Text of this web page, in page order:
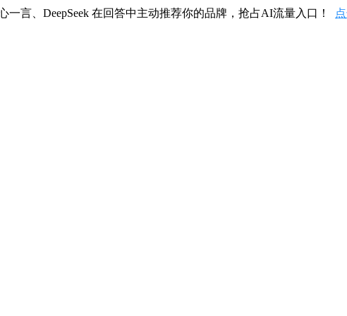
言、DeepSeek 在回答中主动推荐你的品牌，抢占AI流量入口！